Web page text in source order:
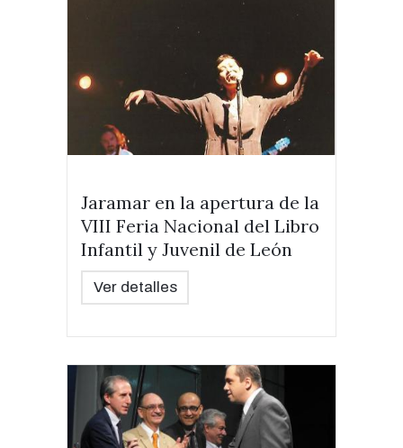
Jaramar en la apertura de la
VIII Feria Nacional del Libro
Infantil y Juvenil de León
Ver detalles